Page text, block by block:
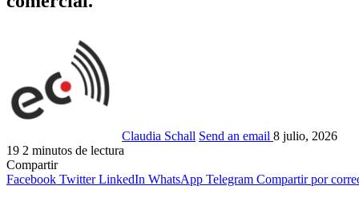
Claudia Schall Send an email 8 julio, 2026
19 2 minutos de lectura
Compartir
Facebook Twitter LinkedIn WhatsApp Telegram Compartir por